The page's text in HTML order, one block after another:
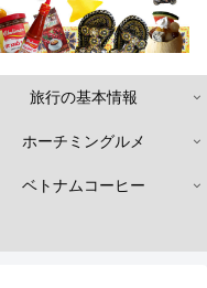
旅行の基本情報
ホーチミングルメ
ベトナムコーヒー